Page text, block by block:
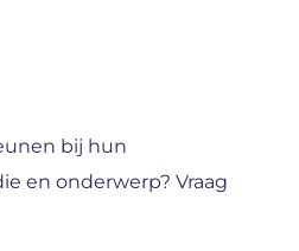
bij hun
en onderwerp? Vraag